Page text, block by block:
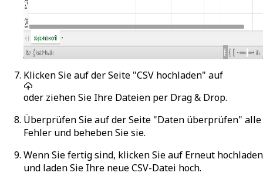
Klicken Sie auf der Seite "CSV hochladen" auf
oder ziehen Sie Ihre Dateien per Drag & Drop.
Überprüfen Sie auf der Seite "Daten überprüfen" alle
Fehler und beheben Sie sie.
Wenn Sie fertig sind, klicken Sie auf Erneut hochladen
und laden Sie Ihre neue CSV-Datei hoch.